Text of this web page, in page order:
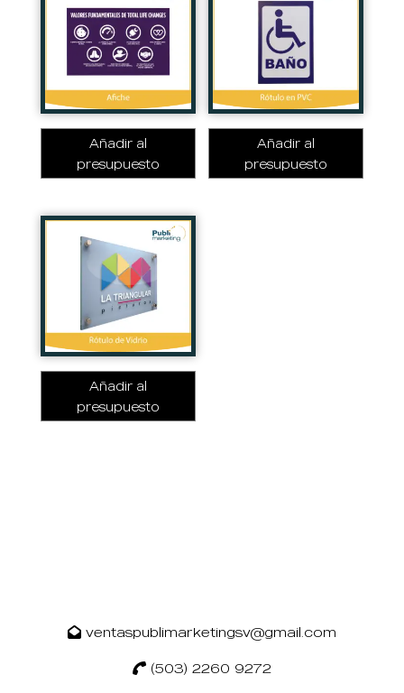
Añadir al
presupuesto
Añadir al
presupuesto
Añadir al
presupuesto
ventaspublimarketingsv@gmail.com
(503) 2260 9272